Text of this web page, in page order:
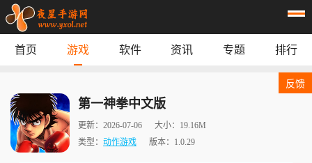
专题 榜单
首页 游戏 软件 资讯 专题 排行
第一神拳中文版
更新： 2026-07-06 大小： 19.16M
类型： 动作游戏 版本： 1.0.29
反馈